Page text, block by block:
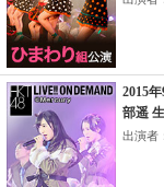
2015
部遥
出演者